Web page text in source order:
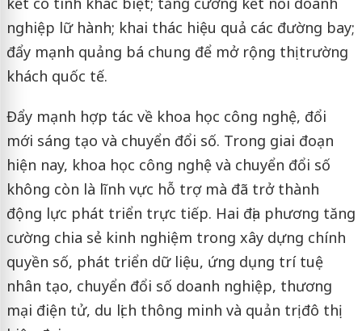
nghiệp lữ hành; khai thác hiệu quả các đường bay;
đẩy mạnh quảng bá chung để mở rộng thị trường
khách quốc tế.
Đẩy mạnh hợp tác về khoa học công nghệ, đổi
mới sáng tạo và chuyển đổi số. Trong giai đoạn
hiện nay, khoa học công nghệ và chuyển đổi số
không còn là lĩnh vực hỗ trợ mà đã trở thành
động lực phát triển trực tiếp. Hai địa phương tăng
cường chia sẻ kinh nghiệm trong xây dựng chính
quyền số, phát triển dữ liệu, ứng dụng trí tuệ
nhân tạo, chuyển đổi số doanh nghiệp, thương
mại điện tử, du lịch thông minh và quản trị đô thị